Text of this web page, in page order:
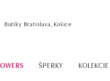
Butiky Bratislava, Košice
ŠPERKY KOLEKCIE